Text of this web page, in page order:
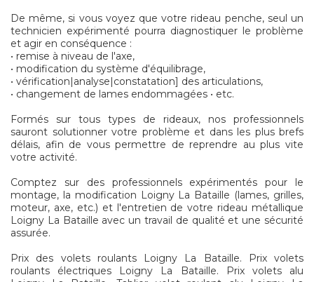
De même, si vous voyez que votre rideau penche, seul un
technicien expérimenté pourra diagnostiquer le problème
et agir en conséquence :
• remise à niveau de l'axe,
• modification du système d'équilibrage,
• vérification|analyse|constatation] des articulations,
• changement de lames endommagées • etc.
Formés sur tous types de rideaux, nos professionnels
sauront solutionner votre problème et dans les plus brefs
délais, afin de vous permettre de reprendre au plus vite
votre activité.
Comptez sur des professionnels expérimentés pour le
montage, la modification Loigny La Bataille (lames, grilles,
moteur, axe, etc.) et l'entretien de votre rideau métallique
Loigny La Bataille avec un travail de qualité et une sécurité
assurée.
Prix des volets roulants Loigny La Bataille. Prix volets
roulants électriques Loigny La Bataille. Prix volets alu